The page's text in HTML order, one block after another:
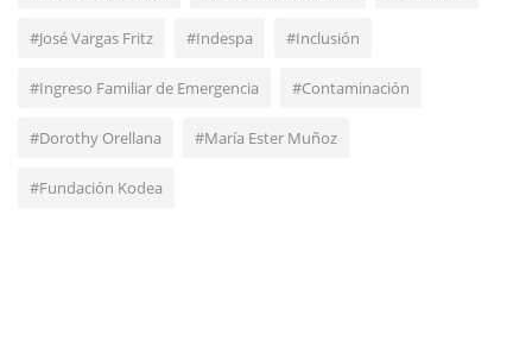
#José Vargas Fritz #Indespa #Inclusión
#Ingreso Familiar de Emergencia #Contaminación
#Dorothy Orellana #María Ester Muñoz
#Fundación Kodea